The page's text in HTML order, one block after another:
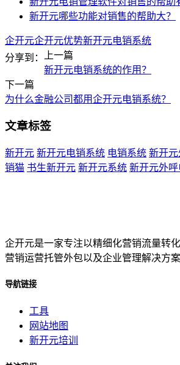
新开元哪些功能对销售的帮助大？
企开元企开元优势新开元电销系统
分享到：
上一篇
新开元电销系统的作用？
下一篇
为什么金融公司都用企开元电销系统？
文章标签
新开元 新开元电销系统 电销系统 新开
销猫 书生新开元 新开元系统 新开元外
企开元是一家专注以精细化营销流量转
营销运营托管外包以及企业管理解决方
导航链接
工具
网站地图
新开元培训